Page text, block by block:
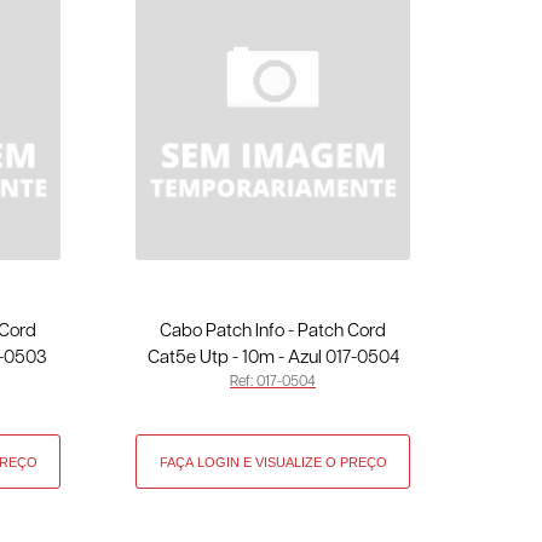
0503
Cabo Patch Info - Patch Cord
Cat5e Utp - 10m - Azul 017-0504
Ref: 017-0504